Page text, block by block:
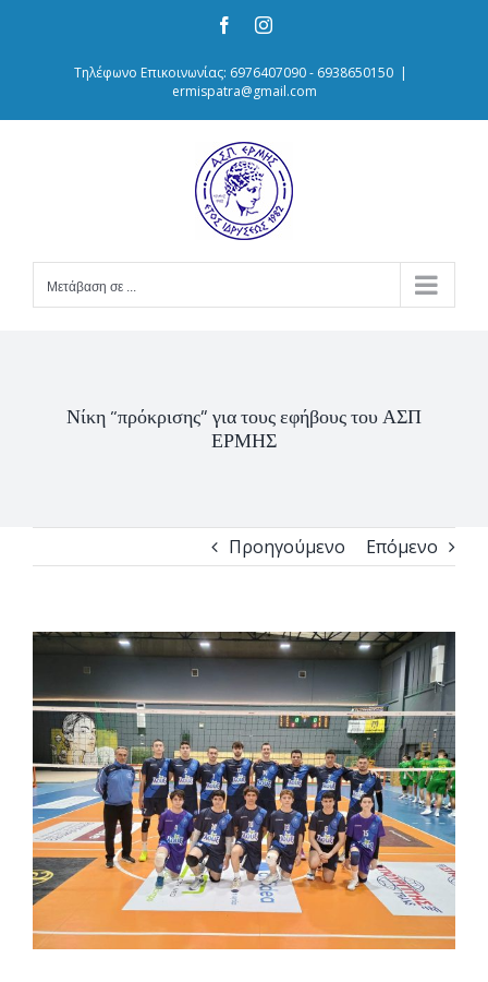
FacebookInstagram
Τηλέφωνο Επικοινωνίας: 6976407090 - 6938650150 |
ermispatra@gmail.com
Μετάβαση σε ...
Νίκη “πρόκρισης” για τους εφήβους του ΑΣΠ
ΕΡΜΗΣ
Προηγούμενο Επόμενο
View
Larger
Image